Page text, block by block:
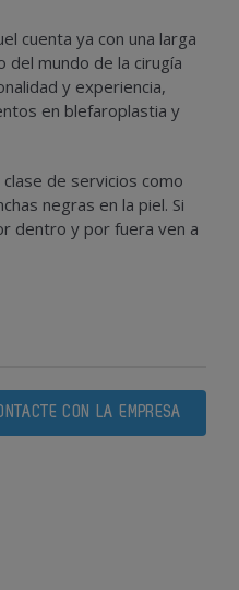
cuenta ya con una larga
mundo de la cirugía
y experiencia,
en blefaroplastia y
de servicios como
negras en la piel. Si
dentro y por fuera ven a
CON LA EMPRESA